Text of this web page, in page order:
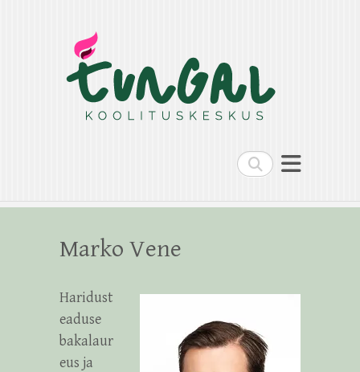
Search
Marko Vene
Haridust
eaduse
bakalaur
eus ja